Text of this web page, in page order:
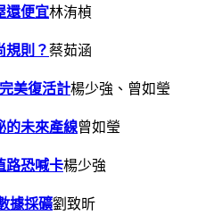
還便宜林洧楨
則？蔡茹涵
美復活計楊少強、曾如瑩
未來產線曾如瑩
路恐喊卡楊少強
據採礦劉致昕